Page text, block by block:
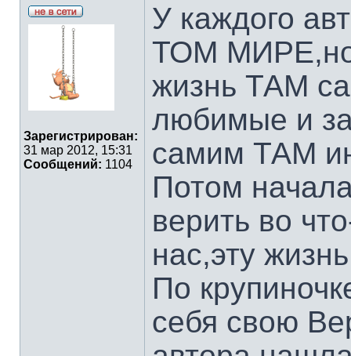
Зарегистрирован:
31 мар 2012, 15:31
Сообщений: 1104
У каждого
ТОМ МИРЕ,но
жизнь ТАМ
любимые и
самим ТАМ
Потом
верить во
нас,эту
По
себя свою